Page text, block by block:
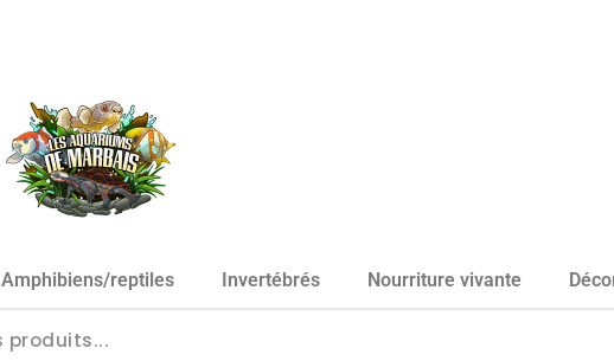
Amphibiens/reptiles Invertébrés Nourriture vivante